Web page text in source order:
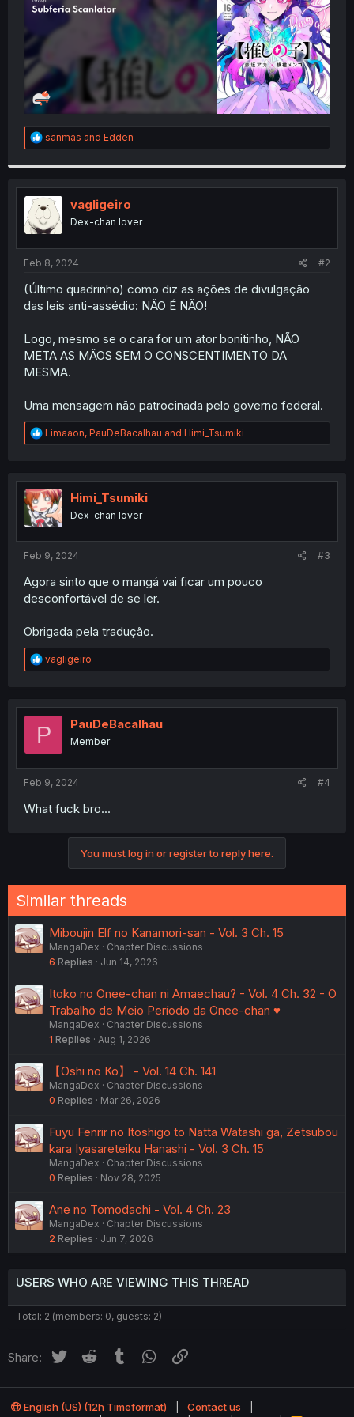
R
e
t
i
o
n
s
:
sanmas and Edden
vagligeiro
Dex-chan lover
Feb 8, 2024 #2
(Último quadrinho) como diz as ações de divulgação
das leis anti-assédio: NÃO É NÃO!
Logo, mesmo se o cara for um ator bonitinho, NÃO
META AS MÃOS SEM O CONSCENTIMENTO DA
MESMA.
Uma mensagem não patrocinada pelo governo federal.
R
e
t
i
o
n
Limaaon, PauDeBacalhau and Himi_Tsumiki
Himi_Tsumiki
Dex-chan lover
Feb 9, 2024 #3
Agora sinto que o mangá vai ficar um pouco
desconfortável de se ler.
Obrigada pela tradução.
R
e
t
o
vagligeiro
P PauDeBacalhau
Member
Feb 9, 2024 #4
What fuck bro...
You must log in or register to reply here.
Similar threads
Miboujin Elf no Kanamori-san - Vol. 3 Ch. 15
MangaDex
Chapter Discussions
6 Replies Jun 14, 2026
Itoko no Onee-chan ni Amaechau? - Vol. 4 Ch. 32 - O
Trabalho de Meio Período da Onee-chan ♥️
MangaDex
Chapter Discussions
1 Replies Aug 1, 2026
【Oshi no Ko】 - Vol. 14 Ch. 141
MangaDex
Chapter Discussions
0 Replies Mar 26, 2026
Fuyu Fenrir no Itoshigo to Natta Watashi ga, Zetsubou
kara Iyasareteiku Hanashi - Vol. 3 Ch. 15
MangaDex
Chapter Discussions
0 Replies Nov 28, 2025
Ane no Tomodachi - Vol. 4 Ch. 23
MangaDex
Chapter Discussions
2 Replies Jun 7, 2026
USERS WHO ARE VIEWING THIS THREAD
Total: 2 (members: 0, guests: 2)
Share: Twitter Reddit Tumblr WhatsApp
English (US) (12h Timeformat)
Contact us